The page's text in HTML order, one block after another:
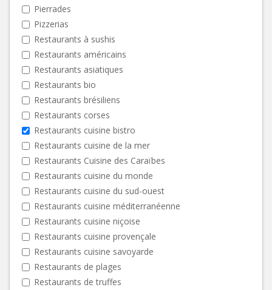
Pierrades
Pizzerias
Restaurants à sushis
Restaurants américains
Restaurants asiatiques
Restaurants bio
Restaurants brésiliens
Restaurants corses
Restaurants cuisine bistro
Restaurants cuisine de la mer
Restaurants Cuisine des Caraïbes
Restaurants cuisine du monde
Restaurants cuisine du sud-ouest
Restaurants cuisine méditerranéenne
Restaurants cuisine niçoise
Restaurants cuisine provençale
Restaurants cuisine savoyarde
Restaurants de plages
Restaurants de truffes